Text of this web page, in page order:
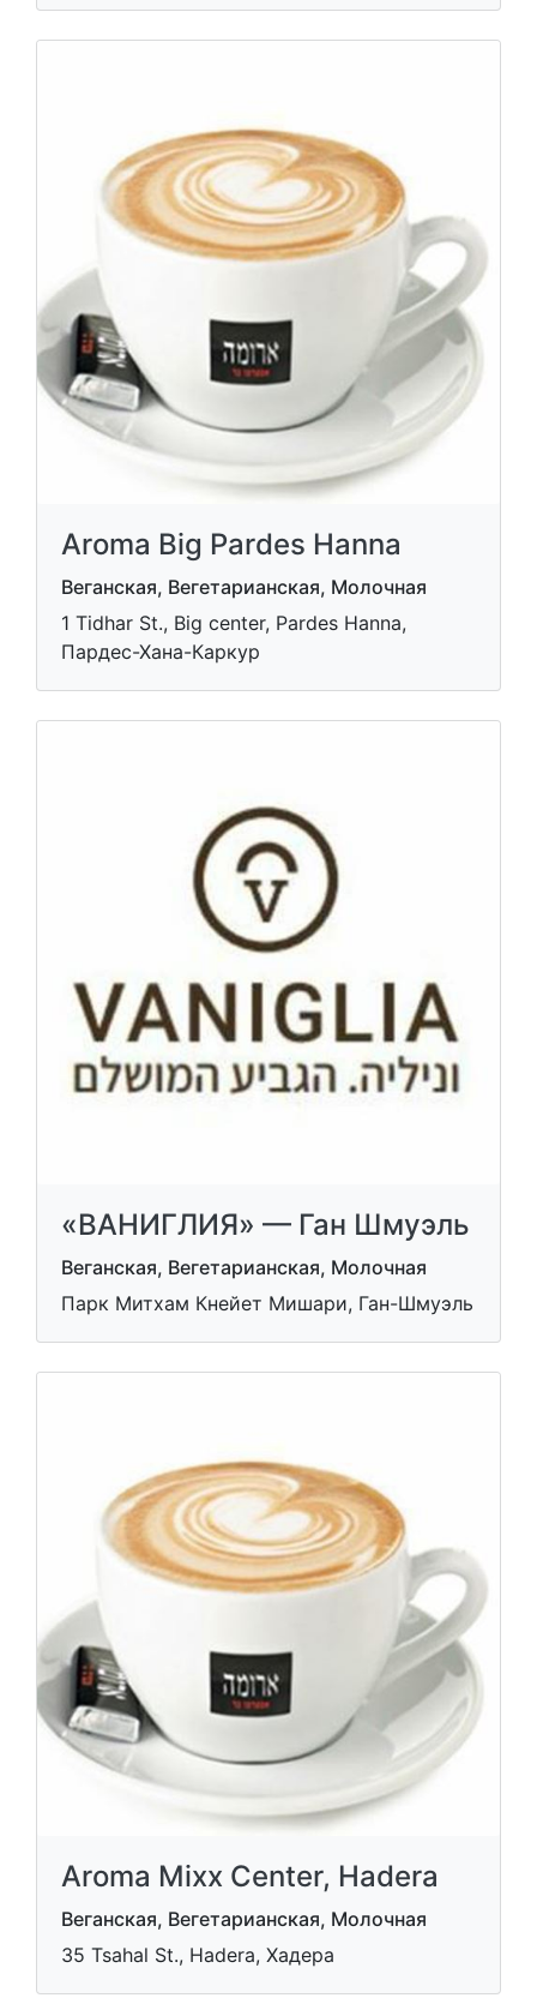
Aroma Big Pardes Hanna
Веганская, Вегетарианская, Молочная
1 Tidhar St., Big center, Pardes Hanna,
Пардес-Хана-Каркур
«ВАНИГЛИЯ» — Ган Шмуэль
Веганская, Вегетарианская, Молочная
Парк Митхам Кнейет Мишари, Ган-Шмуэль
Aroma Mixx Center, Hadera
Веганская, Вегетарианская, Молочная
35 Tsahal St., Hadera, Хадера